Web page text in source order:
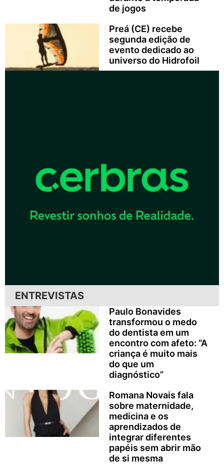
de jogos
Preá (CE) recebe
segunda edição de
evento dedicado ao
universo do Hidrofoil
ENTREVISTAS
Paulo Bonavides
transformou o medo
do dentista em um
encontro com afeto: “A
criança é muito mais
do que um
diagnóstico”
Romana Novais fala
sobre maternidade,
medicina e os
aprendizados de
integrar diferentes
papéis sem abrir mão
de si mesma